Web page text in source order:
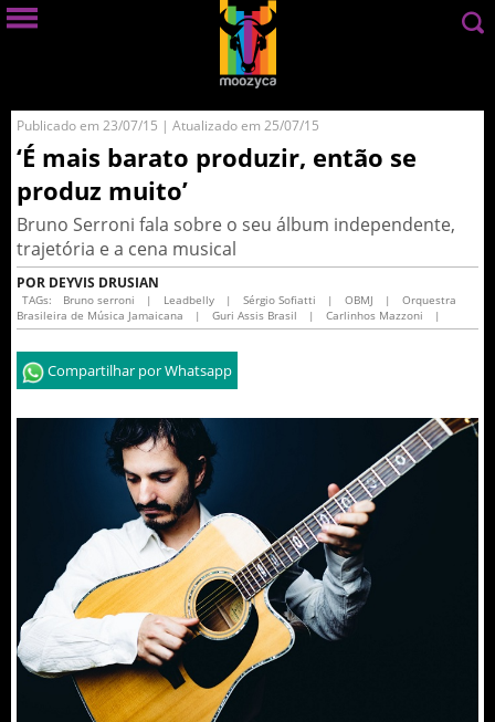
Publicado em 23/07/15 | Atualizado em 25/07/15
‘É mais barato produzir, então se
produz muito’
Bruno Serroni fala sobre o seu álbum independente,
trajetória e a cena musical
POR DEYVIS DRUSIAN
TAGs: Bruno serroni | Leadbelly | Sérgio Sofiatti | OBMJ |
Orquestra
Brasileira de Música Jamaicana
| Guri Assis Brasil | Carlinhos Mazzoni |
Compartilhar por Whatsapp